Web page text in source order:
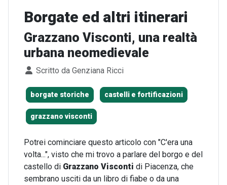
Borgate ed altri itinerari
Grazzano Visconti, una realtà
urbana neomedievale
Dettagli
Scritto da Genziana Ricci
borgate storiche castelli e fortificazioni
grazzano visconti
Potrei cominciare questo articolo con "C'era una
volta...", visto che mi trovo a parlare del borgo e del
castello di Grazzano Visconti di Piacenza, che
sembrano usciti da un libro di fiabe o da una